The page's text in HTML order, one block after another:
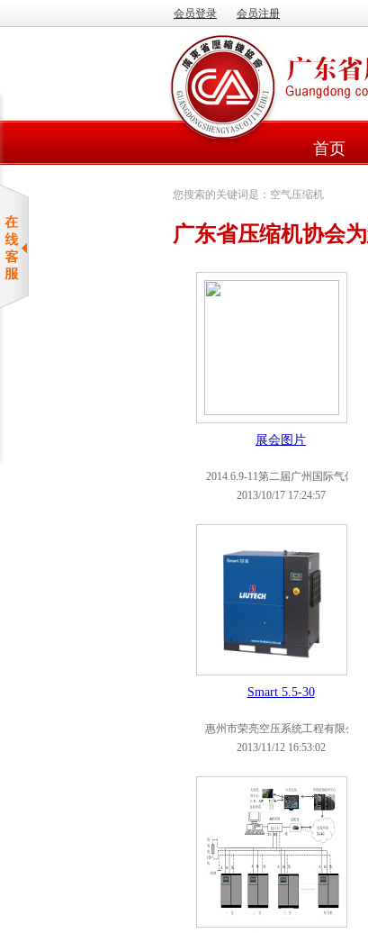
会员登录 会员注册
首页
您搜索的关键词是：空气压缩机
广东省压缩机协会
展会图片
2014.6.9-11第二届广州国际气体
工业及空压机展览会
2013/10/17 17:24:57
Smart 5.5-30
惠州市荣亮空压系统工程有限公
司
2013/11/12 16:53:02